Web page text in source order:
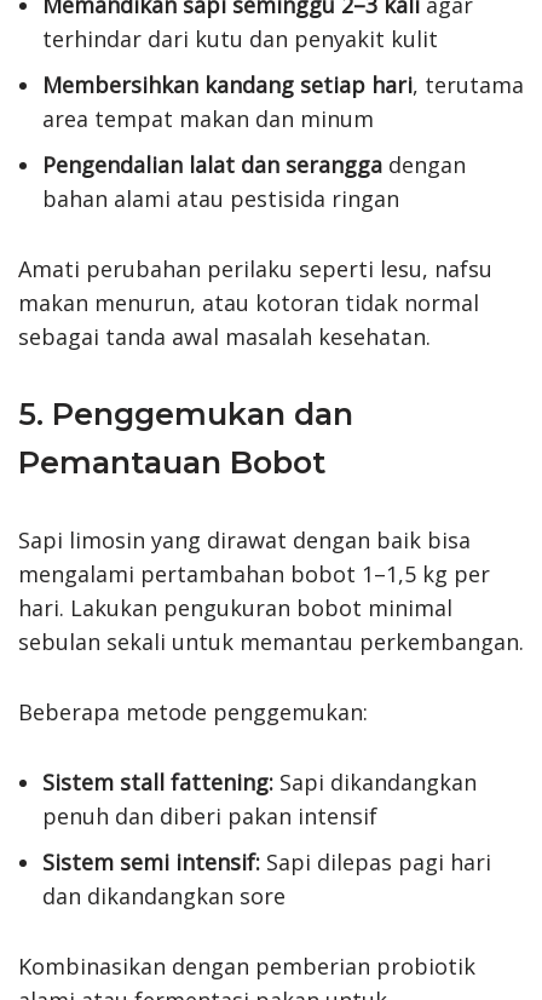
terhindar dari kutu dan penyakit kulit
Membersihkan kandang setiap hari, terutama
area tempat makan dan minum
Pengendalian lalat dan serangga dengan
bahan alami atau pestisida ringan
Amati perubahan perilaku seperti lesu, nafsu
makan menurun, atau kotoran tidak normal
sebagai tanda awal masalah kesehatan.
5. Penggemukan dan
Pemantauan Bobot
Sapi limosin yang dirawat dengan baik bisa
mengalami pertambahan bobot 1–1,5 kg per
hari. Lakukan pengukuran bobot minimal
sebulan sekali untuk memantau perkembangan.
Beberapa metode penggemukan:
Sistem stall fattening: Sapi dikandangkan
penuh dan diberi pakan intensif
Sistem semi intensif: Sapi dilepas pagi hari
dan dikandangkan sore
Kombinasikan dengan pemberian probiotik